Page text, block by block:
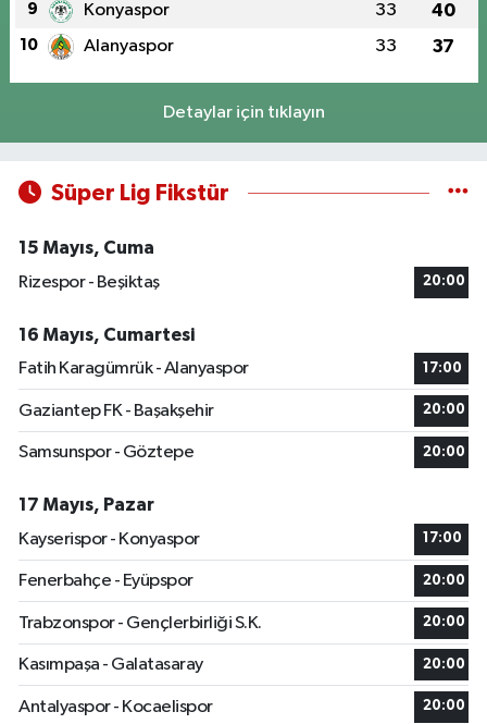
9 Konyaspor 33 40
10 Alanyaspor 33 37
Detaylar için tıklayın
Süper Lig Fikstür
15 Mayıs, Cuma
Rizespor - Beşiktaş
20:00
16 Mayıs, Cumartesi
Fatih Karagümrük - Alanyaspor
17:00
Gaziantep FK - Başakşehir 20:00
Samsunspor - Göztepe 20:00
17 Mayıs, Pazar
Kayserispor - Konyaspor
17:00
Fenerbahçe - Eyüpspor 20:00
Trabzonspor - Gençlerbirliği S.K. 20:00
Kasımpaşa - Galatasaray 20:00
Antalyaspor - Kocaelispor 20:00